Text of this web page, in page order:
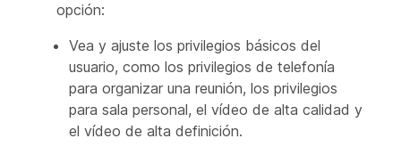
opción:
Vea y ajuste los privilegios básicos del
usuario, como los privilegios de telefonía
para organizar una reunión, los privilegios
para sala personal, el vídeo de alta calidad y
el vídeo de alta definición.